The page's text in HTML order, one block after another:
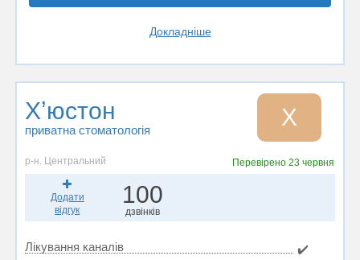
Докладніше
Хʼюстон
приватна стоматологія Х
р-н. Центральний Перевірено23 червня
Додати
відгук
100
дзвінків
Лікування каналів
✔️